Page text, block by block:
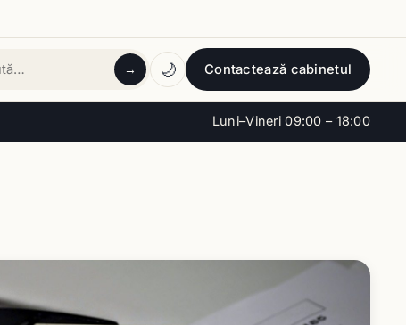
Luni–Vineri 09:00 – 18:00
→ 🌙 Contactează cabinetul